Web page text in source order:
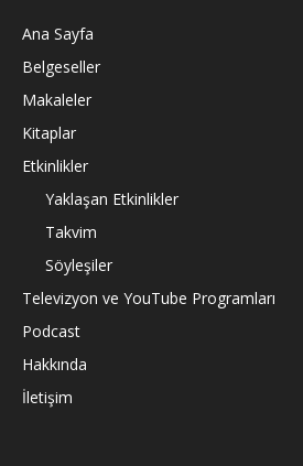
Ana Sayfa
Belgeseller
Makaleler
Kitaplar
Etkinlikler
Yaklaşan Etkinlikler
Takvim
Söyleşiler
Televizyon ve YouTube Programları
Podcast
Hakkında
İletişim